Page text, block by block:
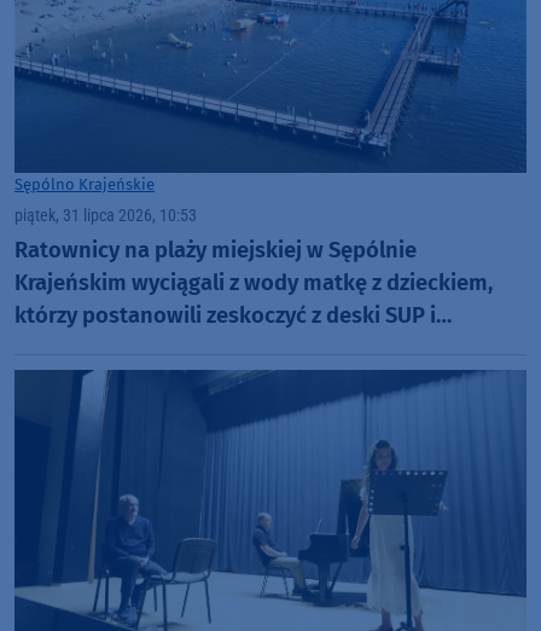
Sępólno Krajeńskie
piątek, 31 lipca 2026, 10:53
Ratownicy na plaży miejskiej w Sępólnie
Krajeńskim wyciągali z wody matkę z dzieckiem,
którzy postanowili zeskoczyć z deski SUP i